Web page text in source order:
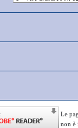
Le
non è